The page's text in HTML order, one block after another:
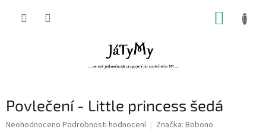
Povlečení - Little princess šedá
Průměrné
Neohodnoceno Podrobnosti hodnocení Značka: Bobono